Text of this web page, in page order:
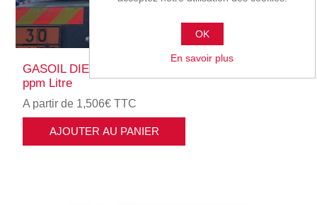
GASOIL DIESEL PLUS - Mazout Extra Plus 10
ppm Litre
A partir de 1,506€ TTC
AJOUTER AU PANIER
OK
En savoir plus